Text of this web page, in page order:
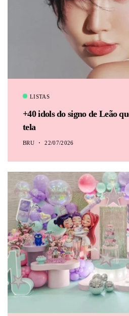
LISTAS
+40 idols do signo de Leão
tela
BRU 22/07/2026